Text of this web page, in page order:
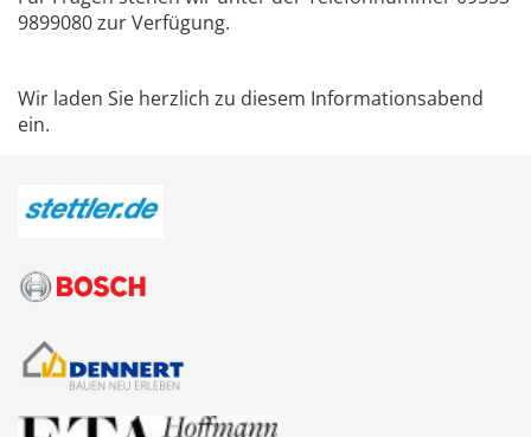
9899080 zur Verfügung.
Wir laden Sie herzlich zu diesem Informationsabend
ein.